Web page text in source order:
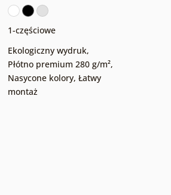
1-częściowe
Ekologiczny wydruk,
Płótno premium 280 g/m²,
Nasycone kolory, Łatwy
montaż